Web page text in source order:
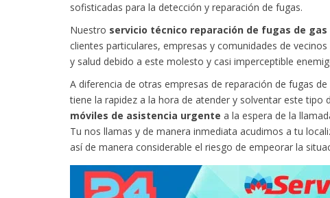
sofisticadas para la detección y reparación de fugas.
Nuestro servicio técnico reparación de fugas de
clientes particulares, empresas y comunidades de
y salud debido a este molesto y casi imperceptible
A diferencia de otras empresas de reparación de fugas
tiene la rapidez a la hora de atender y solventar este
móviles de asistencia urgente a la espera de la
Tu nos llamas y de manera inmediata acudimos a tu
así de manera considerable el riesgo de empeorar la